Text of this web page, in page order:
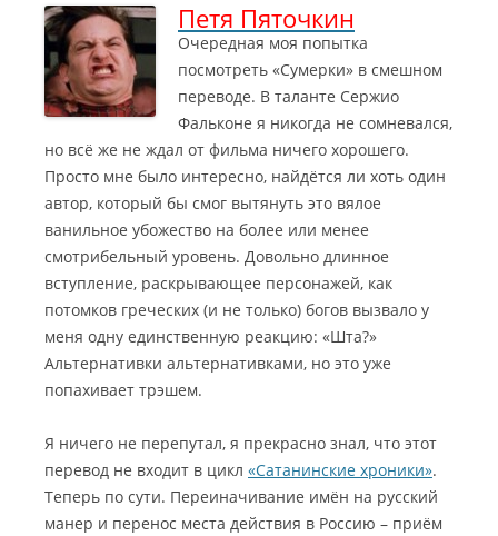
Петя Пяточкин
Очередная моя попытка
посмотреть «Сумерки» в смешном
переводе. В таланте Сержио
Фальконе я никогда не сомневался,
но всё же не ждал от фильма ничего хорошего.
Просто мне было интересно, найдётся ли хоть один
автор, который бы смог вытянуть это вялое
ванильное убожество на более или менее
смотрибельный уровень. Довольно длинное
вступление, раскрывающее персонажей, как
потомков греческих (и не только) богов вызвало у
меня одну единственную реакцию: «Шта?»
Альтернативки альтернативками, но это уже
попахивает трэшем.
Я ничего не перепутал, я прекрасно знал, что этот
перевод не входит в цикл «Сатанинские хроники».
Теперь по сути. Переиначивание имён на русский
манер и перенос места действия в Россию – приём